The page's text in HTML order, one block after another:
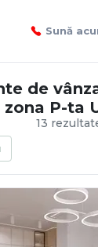
Sună
13
de
zona P-ta